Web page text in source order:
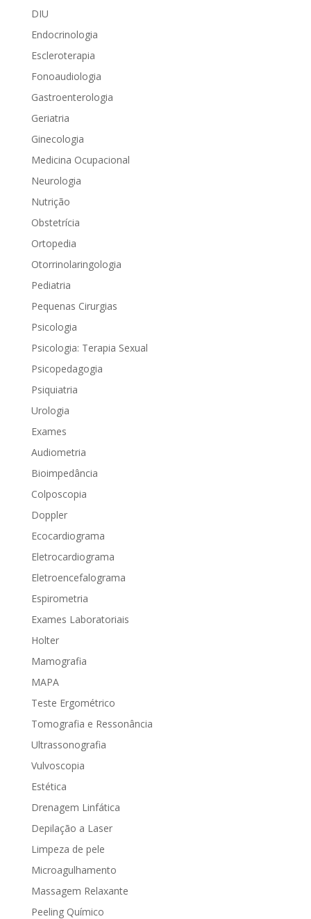
DIU
Endocrinologia
Escleroterapia
Fonoaudiologia
Gastroenterologia
Geriatria
Ginecologia
Medicina Ocupacional
Neurologia
Nutrição
Obstetrícia
Ortopedia
Otorrinolaringologia
Pediatria
Pequenas Cirurgias
Psicologia
Psicologia: Terapia Sexual
Psicopedagogia
Psiquiatria
Urologia
Exames
Audiometria
Bioimpedância
Colposcopia
Doppler
Ecocardiograma
Eletrocardiograma
Eletroencefalograma
Espirometria
Exames Laboratoriais
Holter
Mamografia
MAPA
Teste Ergométrico
Tomografia e Ressonância
Ultrassonografia
Vulvoscopia
Estética
Drenagem Linfática
Depilação a Laser
Limpeza de pele
Microagulhamento
Massagem Relaxante
Peeling Químico